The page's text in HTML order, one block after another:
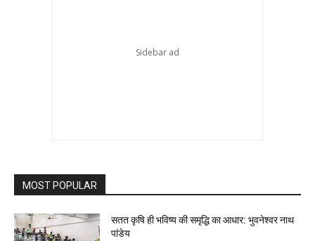
MOST POPULAR
सतत कृषि ही भविष्य की समृद्धि का आधार: भुवनेश्वर नाथ
पांडेय